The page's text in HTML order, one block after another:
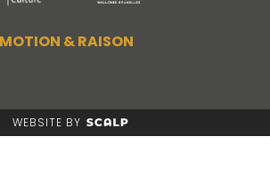
& RAISON
WEBSITE BY